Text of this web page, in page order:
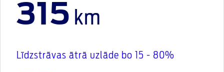
315 km
Līdzstrāvas ātrā uzlāde bo 15 - 80%